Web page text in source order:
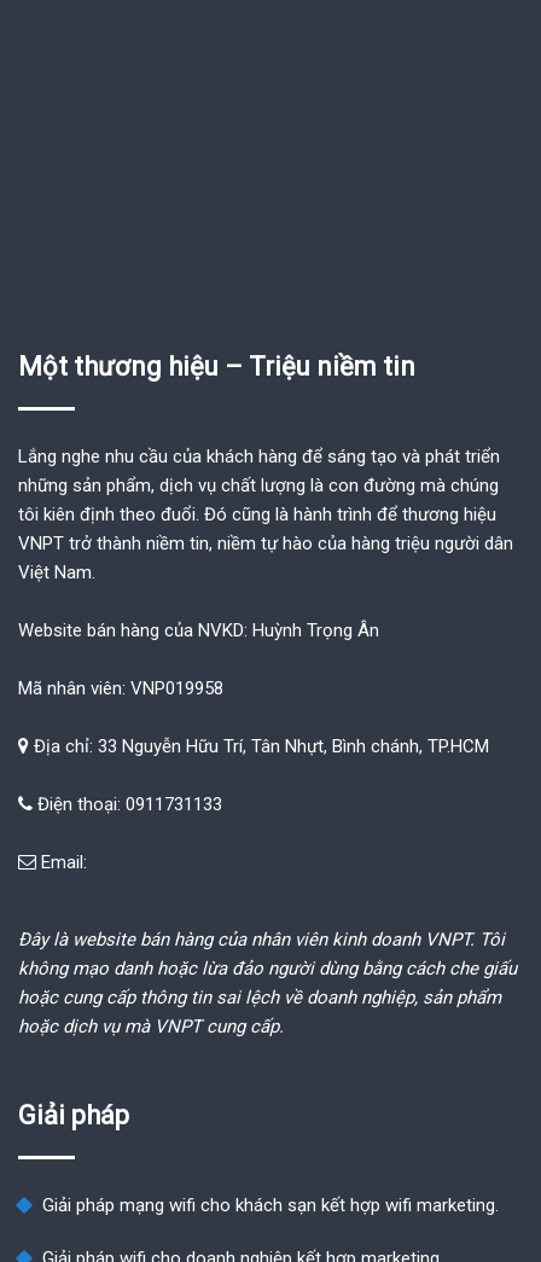
Một thương hiệu – Triệu niềm tin
Lắng nghe nhu cầu của khách hàng để sáng tạo và phát triển
những sản phẩm, dịch vụ chất lượng là con đường mà chúng
tôi kiên định theo đuổi. Đó cũng là hành trình để thương hiệu
VNPT trở thành niềm tin, niềm tự hào của hàng triệu người dân
Việt Nam.
Website bán hàng của NVKD: Huỳnh Trọng Ân
Mã nhân viên: VNP019958
Địa chỉ: 33 Nguyễn Hữu Trí, Tân Nhựt, Bình chánh, TP.HCM
Điện thoại: 0911731133
Email:
Đây là website bán hàng của nhân viên kinh doanh VNPT. Tôi
không mạo danh hoặc lừa đảo người dùng bằng cách che giấu
hoặc cung cấp thông tin sai lệch về doanh nghiệp, sản phẩm
hoặc dịch vụ mà VNPT cung cấp.
Giải pháp
Giải pháp mạng wifi cho khách sạn kết hợp wifi marketing.